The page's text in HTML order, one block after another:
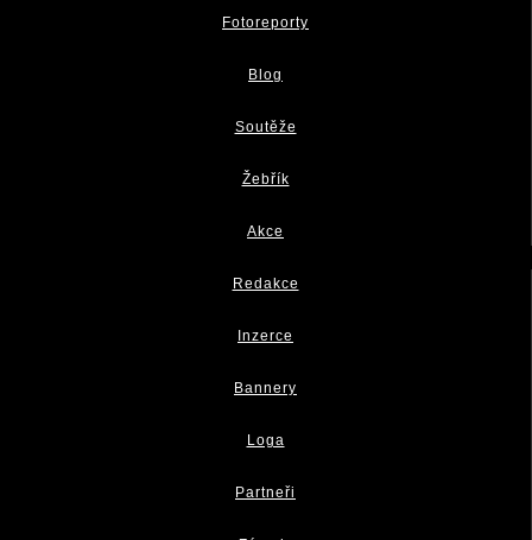
Fotoreporty
Blog
Soutěže
Žebřík
Akce
Redakce
Inzerce
Bannery
Loga
Partneři